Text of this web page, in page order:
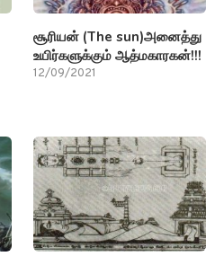
சூரியன் (The sun)அனைத்து
உயிர்களுக்கும் ஆத்மகாரகன்!!!
12/09/2021